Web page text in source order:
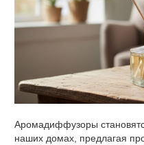
Аромадиффузоры
наших домах, предлагая